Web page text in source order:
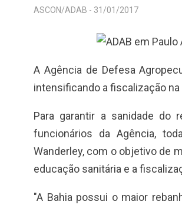
ASCON/ADAB - 31/01/2017
A Agência de Defesa
intensificando a fiscalização na
Para garantir a sanidade do
funcionários da Agência,
Wanderley, com o objetivo de
educação sanitária e a
"A Bahia possui o maior